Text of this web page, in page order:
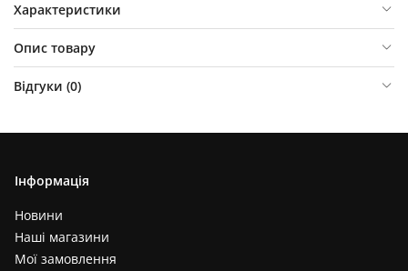
Характеристики
Опис товару
Відгуки (0)
Інформація
Новини
Наші магазини
Мої замовлення